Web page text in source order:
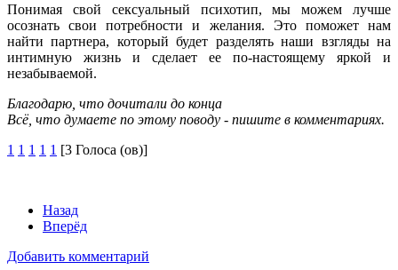
Понимая свой сексуальный психотип, мы можем лучше
осознать свои потребности и желания. Это поможет нам
найти партнера, который будет разделять наши взгляды на
интимную жизнь и сделает ее по-настоящему яркой и
незабываемой.
Благодарю, что дочитали до конца
Всё, что думаете по этому поводу - пишите в комментариях.
1 1 1 1 1 [3 Голоса (ов)]
Назад
Вперёд
Добавить комментарий